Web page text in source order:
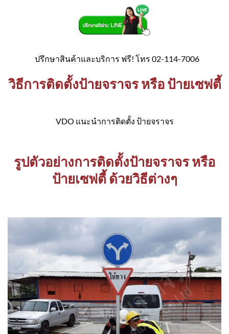
ปรึกษาสินค้าและบริการ ฟรี! โทร 02-114-7006
วิธีการติดตั้งป้ายจราจร หรือ ป้ายเซฟตี้
VDO แนะนำการติดตั้ง ป้ายจราจร
รูปตัวอย่างการติดตั้งป้ายจราจร หรือ
ป้ายเซฟตี้ ด้วยวิธีต่างๆ